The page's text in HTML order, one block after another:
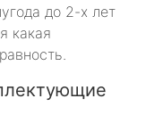
до 2-х лет
какая